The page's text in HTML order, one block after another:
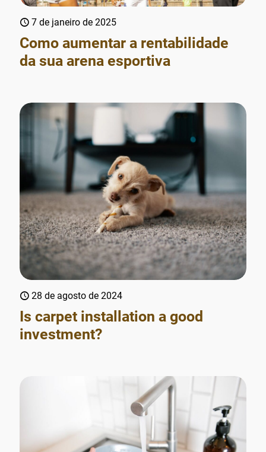
7 de janeiro de 2025
Como aumentar a rentabilidade
da sua arena esportiva
28 de agosto de 2024
Is carpet installation a good
investment?